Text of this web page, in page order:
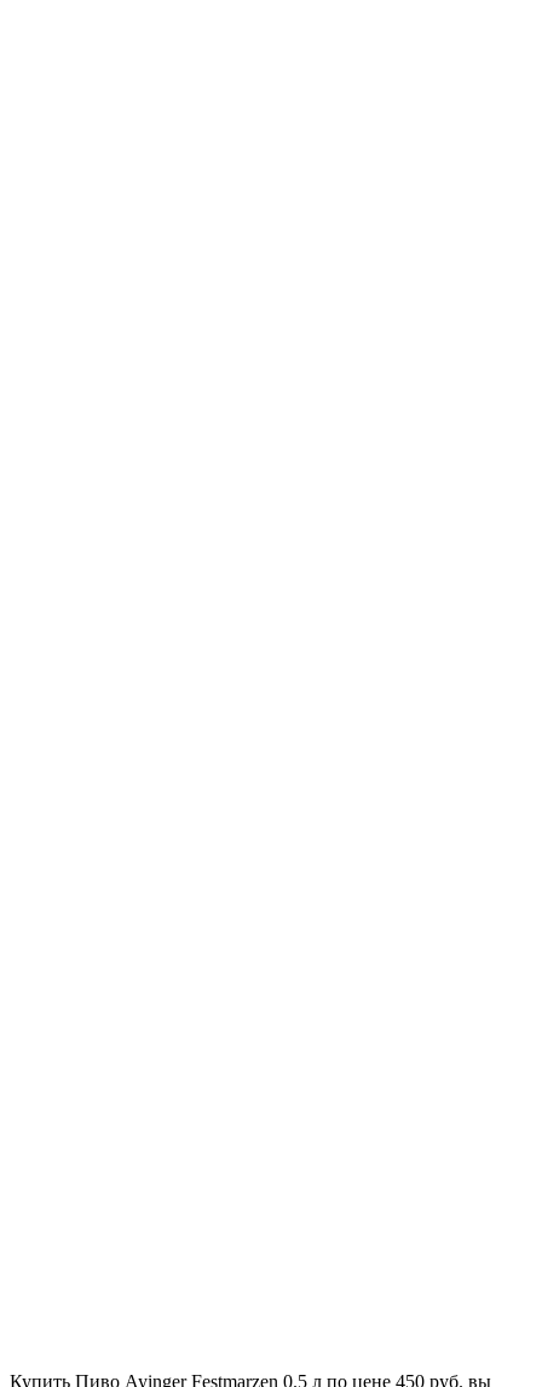
Купить Пиво Ayinger Festmarzen 0.5 л по цене 450 руб. вы